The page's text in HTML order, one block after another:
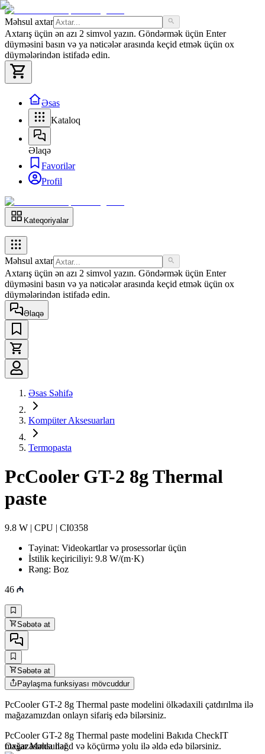
Məhsul axtar
Axtarış üçün ən azı 2 simvol yazın. Göndərmək üçün Enter
düyməsini basın və ya nəticələr arasında keçid etmək üçün ox
düymələrindən istifadə edin.
Əsas
Kataloq
Əlaqə
Favorilər
Profil
Kateqoriyalar
Məhsul axtar
Axtarış üçün ən azı 2 simvol yazın. Göndərmək üçün Enter
düyməsini basın və ya nəticələr arasında keçid etmək üçün ox
düymələrindən istifadə edin.
Əlaqə
Əsas Səhifə
Kompüter Aksesuarları
Termopasta
PcCooler GT-2 8g Thermal
paste
9.8 W | CPU | CI0358
Təyinat: Videokartlar və prosessorlar üçün
İstilik keçiriciliyi: 9.8 W/(m·K)
Rəng: Boz
46
Səbətə at
Səbətə at
Paylaşma funksiyası mövcuddur
PcCooler GT-2 8g Thermal paste modelini ölkədaxili çatdırılma ilə
mağazamızdan onlayn sifariş edə bilərsiniz.
PcCooler GT-2 8g Thermal paste modelini Bakıda CheckIT
mağazasında nəğd və köçürmə yolu ilə əldə edə bilərsiniz.
Oxşar Məhsullar